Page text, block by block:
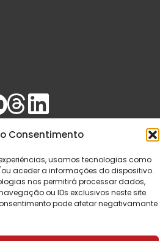
Consentimento
usamos tecnologias como
aceder a informações do dispositivo.
nos permitirá processar dados,
ou IDs exclusivos neste site.
pode afetar negativamante
de Emergência. Todos os
reservados.